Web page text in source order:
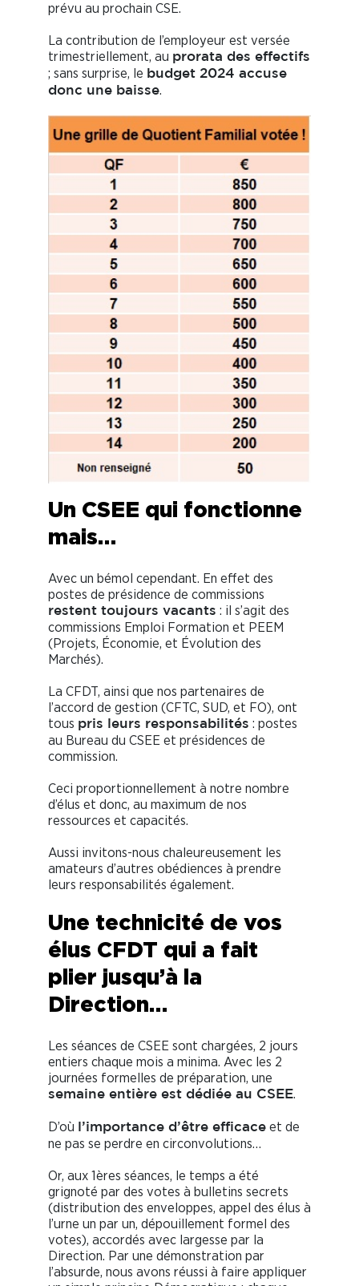
prévu au prochain CSE.
La contribution de l’employeur est versée
trimestriellement, au prorata des effectifs
; sans surprise, le budget 2024 accuse
donc une baisse.
Un CSEE qui fonctionne
mais…
Avec un bémol cependant. En effet des
postes de présidence de commissions
restent toujours vacants : il s’agit des
commissions Emploi Formation et PEEM
(Projets, Économie, et Évolution des
Marchés).
La CFDT, ainsi que nos partenaires de
l’accord de gestion (CFTC, SUD, et FO), ont
tous pris leurs responsabilités : postes
au Bureau du CSEE et présidences de
commission.
Ceci proportionnellement à notre nombre
d’élus et donc, au maximum de nos
ressources et capacités.
Aussi invitons-nous chaleureusement les
amateurs d’autres obédiences à prendre
leurs responsabilités également.
Une technicité de vos
élus CFDT qui a fait
plier jusqu’à la
Direction…
Les séances de CSEE sont chargées, 2 jours
entiers chaque mois a minima. Avec les 2
journées formelles de préparation, une
semaine entière est dédiée au CSEE.
D’où l’importance d’être efficace et de
ne pas se perdre en circonvolutions…
Or, aux 1ères séances, le temps a été
grignoté par des votes à bulletins secrets
(distribution des enveloppes, appel des élus à
l’urne un par un, dépouillement formel des
votes), accordés avec largesse par la
Direction. Par une démonstration par
l’absurde, nous avons réussi à faire appliquer